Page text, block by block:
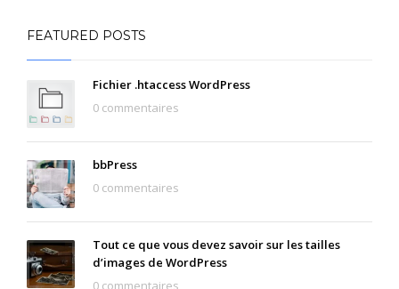
FEATURED POSTS
Fichier .htaccess WordPress
0 commentaires
bbPress
0 commentaires
Tout ce que vous devez savoir sur les tailles
d’images de WordPress
0 commentaires